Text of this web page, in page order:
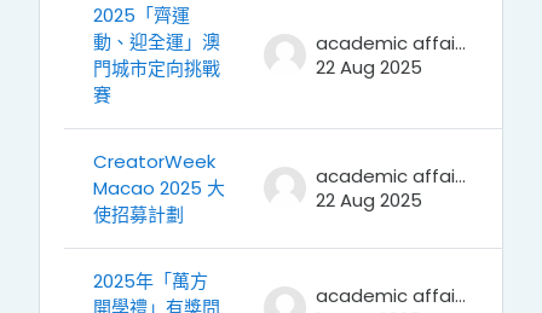
2025「齊運
動、迎全運」澳
門城市定向挑戰
賽
academic affairs
22 Aug 2025
CreatorWeek
Macao 2025 大
使招募計劃
academic affairs
22 Aug 2025
2025年「萬方
開學禮」有獎問
academic affairs